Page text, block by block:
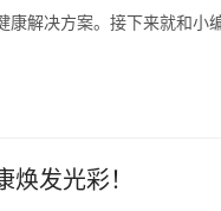
康解决方案。接下来就和小
发光彩！